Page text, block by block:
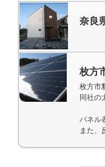
奈良
枚方
同社の太陽光パ
パネル表面の
また、反